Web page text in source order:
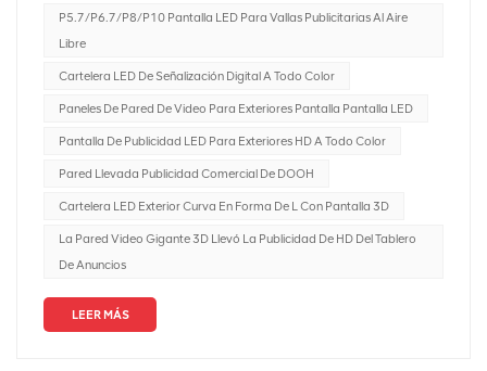
industria es el DOOH programático o pDOOH. ¿Pero qué
es exactamente? Publicidad programática digital
de la publicidad digital exterior con la compra
programática, lo que permite la entrega de contenido
dirigido, basado en datos y en tiempo real en pantallas
LED. A continuación se ofrece una descripción general
programático en Pantallas LED:Pantallas LED: son
pantallas grandes de alta resolución que se utilizan a
menudo en entornos al aire libre, centros comerciales,
centros de tránsito y otros espacios públicos.DOOH
P5.7/P6.7/P8/P10 Pantalla LED Para Vallas Publicitarias Al Aire
Libre
Cartelera LED De Señalización Digital A Todo Color
Paneles De Pared De Video Para Exteriores Pantalla Pantalla LED
Pantalla De Publicidad LED Para Exteriores HD A Todo Color
Pared Llevada Publicidad Comercial De DOOH
Cartelera LED Exterior Curva En Forma De L Con Pantalla 3D
La Pared Video Gigante 3D Llevó La Publicidad De HD Del Tablero
De Anuncios
LEER MÁS